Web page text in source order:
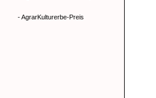
- AgrarKulturerbe-Preis